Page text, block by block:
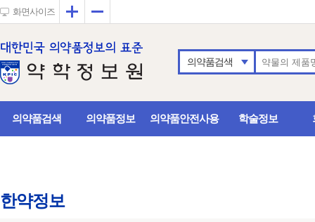
화면사이즈 확대
의약품검색
의약품검색 의약품정보 의약품안전사용 학술정보
한약정보